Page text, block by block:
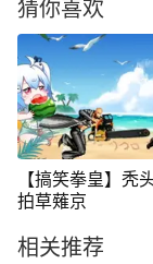
猜你喜欢
【搞笑拳皇】秃
拍草薙京
相关推荐